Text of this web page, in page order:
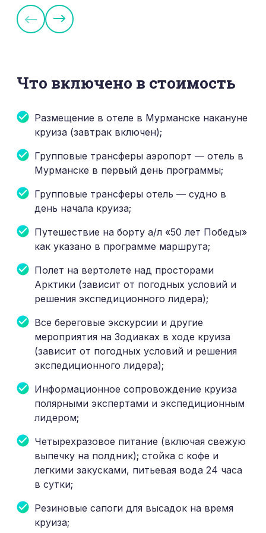
Иосифа.
Что включено в стоимость
Размещение в отеле в Мурманске накануне
круиза (завтрак включен);
Групповые трансферы аэропорт — отель в
Мурманске в первый день программы;
Групповые трансферы отель — судно в
день начала круиза;
Путешествие на борту а/л «50 лет Победы»
как указано в программе маршрута;
Полет на вертолете над просторами
Арктики (зависит от погодных условий и
решения экспедиционного лидера);
Все береговые экскурсии и другие
мероприятия на Зодиаках в ходе круиза
(зависит от погодных условий и решения
экспедиционного лидера);
Информационное сопровождение круиза
полярными экспертами и экспедиционным
лидером;
Четырехразовое питание (включая свежую
выпечку на полдник); стойка с кофе и
легкими закусками, питьевая вода 24 часа
в сутки;
Резиновые сапоги для высадок на время
круиза;